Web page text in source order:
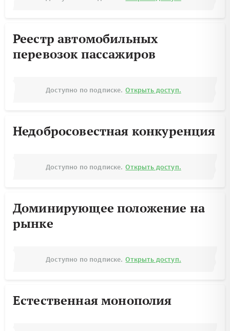
Реестр автомобильных
перевозок пассажиров
Доступно по подписке. Открыть доступ.
Недобросовестная конкуренция
Доступно по подписке. Открыть доступ.
Доминирующее положение на
рынке
Доступно по подписке. Открыть доступ.
Естественная монополия